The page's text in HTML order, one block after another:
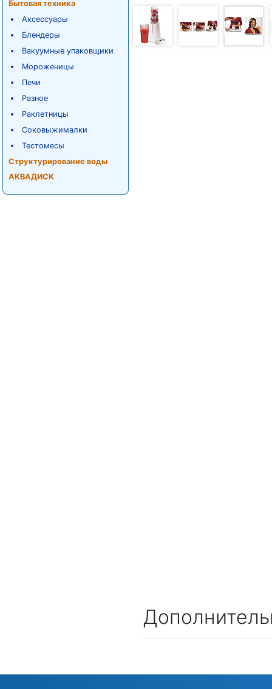
Бытовая техника
Аксессуары
Блендеры
Вакуумные упаковщики
Мороженицы
Печи
Разное
Раклетницы
Соковыжималки
Тестомесы
Структурирование воды
АКВАДИСК